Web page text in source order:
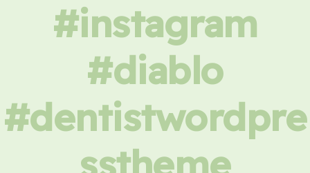
#instagram
#diablo
#dentistwordpre